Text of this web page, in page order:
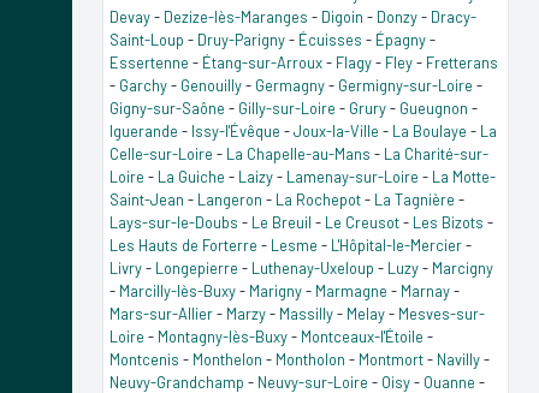
Devay- Dezize-lès-Maranges - Digoin - Donzy- Dracy-
Saint-Loup - Druy-Parigny- Écuisses - Épagny-
Essertenne - Étang-sur-Arroux- Flagy- Fley- Fretterans
- Garchy- Genouilly- Germagny- Germigny-sur-Loire -
Gigny-sur-Saône - Gilly-sur-Loire - Grury- Gueugnon -
Iguerande - Issy-l'Évêque -Joux-la-Ville - La Boulaye - La
Celle-sur-Loire - La Chapelle-au-Mans - La Charité-sur-
Loire - La Guiche - Laizy- Lamenay-sur-Loire - La Motte-
Saint-Jean - Langeron - La Rochepot- La Tagnière -
Lays-sur-le-Doubs - Le Breuil - Le Creusot- Les Bizots -
Les Hauts de Forterre - Lesme - L'Hôpital-le-Mercier-
Livry- Longepierre - Luthenay-Uxeloup - Luzy- Marcigny
- Marcilly-lès-Buxy- Marigny- Marmagne - Marnay-
Mars-sur-Allier- Marzy- Massilly- Melay- Mesves-sur-
Loire - Montagny-lès-Buxy- Montceaux-l'Étoile -
Montcenis - Monthelon - Montholon - Montmort- Navilly-
Neuvy-Grandchamp - Neuvy-sur-Loire - Oisy- Ouanne -